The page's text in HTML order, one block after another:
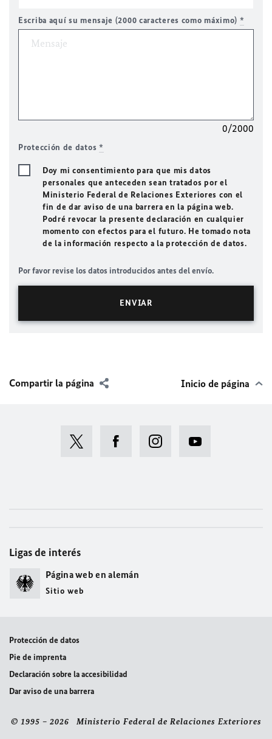
Escriba aquí su mensaje (2000 caracteres como máximo) *
0/2000
Protección de datos *
Doy mi consentimiento para que mis datos
personales que anteceden sean tratados por el
Ministerio Federal de Relaciones Exteriores con el
fin de dar aviso de una barrera en la página web.
Podré revocar la presente declaración en cualquier
momento con efectos para el futuro. He tomado nota
de la información respecto a la protección de datos.
Por favor revise los datos introducidos antes del envío.
Compartir la página Inicio de página
Ligas de interés
Página web en alemán
Sitio web
Protección de datos
Pie de imprenta
Declaración sobre la accesibilidad
Dar aviso de una barrera
© 1995 – 2026 Ministerio Federal de Relaciones Exteriores